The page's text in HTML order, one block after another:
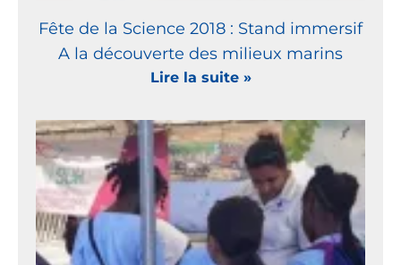
Fête de la Science 2018 : Stand immersif
A la découverte des milieux marins
Lire la suite »